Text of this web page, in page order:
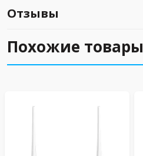
Отзывы
Похожие товары